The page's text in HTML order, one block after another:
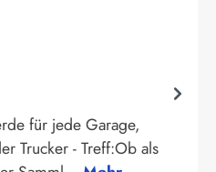
für jede Garage,
Trucker - Treff:Ob als